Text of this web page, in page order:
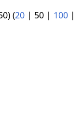
) (20 | 50 | 100 |